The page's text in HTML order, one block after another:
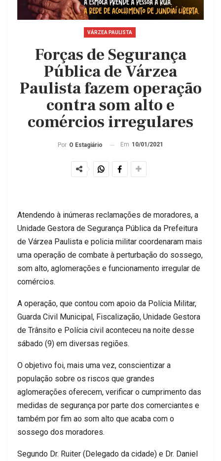
VÁRZEA PAULISTA
Forças de Segurança
Pública de Várzea
Paulista fazem operação
contra som alto e
comércios irregulares
Por O Estagiário Em 10/01/2021
Atendendo à inúmeras reclamações de moradores, a
Unidade Gestora de Segurança Pública da Prefeitura
de Várzea Paulista e policia militar coordenaram mais
uma operação de combate à perturbação do sossego,
som alto, aglomerações e funcionamento irregular de
comércios.
A operação, que contou com apoio da Polícia Militar,
Guarda Civil Municipal, Fiscalização, Unidade Gestora
de Trânsito e Polícia civil aconteceu na noite desse
sábado (9) em diversas regiões.
O objetivo foi, mais uma vez, conscientizar a
população sobre os riscos que grandes
aglomerações oferecem, verificar o cumprimento das
medidas de segurança por parte dos comerciantes e
também por fim ao som alto que acaba com o
sossego dos moradores.
Segundo Dr. Ruiter (Delegado da cidade) e Dr. Daniel